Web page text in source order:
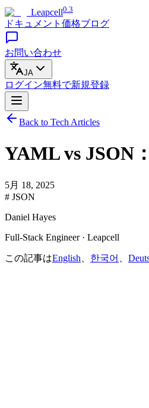
Leapcell0.3
ドキュメント 価格ブログ
お問い合わせ
JA
ログイン無料で新規登録
Back to Tech Articles
YAML vs JSON
5月 18, 2025
# JSON
Daniel Hayes
Full-Stack Engineer · Leapcell
この記事はEnglish 한국어